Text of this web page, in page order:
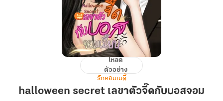
halloween
secret
เลขา
โหลด
ตัวอย่าง
รักคอมเมดี้
halloween secret เลขาตัวจี๊ดกับบอสจอม